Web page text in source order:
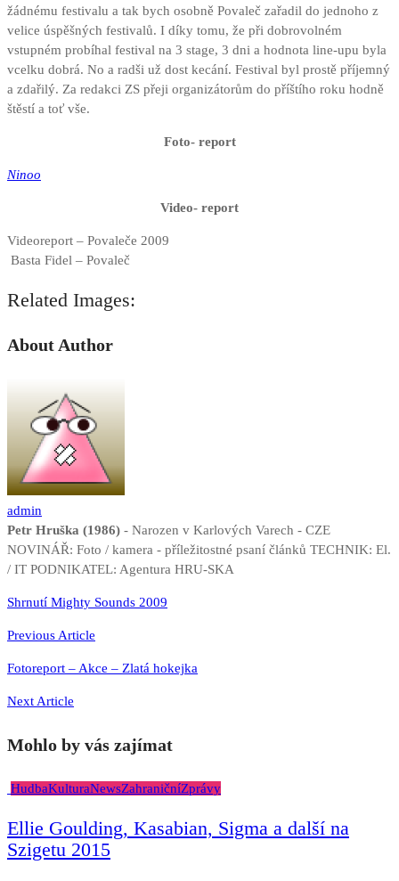
žádnému festivalu a tak bych osobně Povaleč zařadil do jednoho z
velice úspěšných festivalů. I díky tomu, že při dobrovolném
vstupném probíhal festival na 3 stage, 3 dni a hodnota line-upu byla
vcelku dobrá. No a radši už dost kecání. Festival byl prostě příjemný
a zdařilý. Za redakci ZS přeji organizátorům do příštího roku hodně
štěstí a toť vše.
Foto- report
Ninoo
Video- report
Videoreport – Povaleče 2009
Basta Fidel – Povaleč
Related Images:
About Author
admin
Petr Hruška (1986) - Narozen v Karlových Varech - CZE
NOVINÁŘ: Foto / kamera - příležitostné psaní článků TECHNIK: El.
/ IT PODNIKATEL: Agentura HRU-SKA
Navigace
pro
Shrnutí Mighty Sounds 2009
Previous Article
Fotoreport – Akce – Zlatá hokejka
Next Article
Mohlo by vás zajímat
HudbaKulturaNewsZahraničníZprávy
Ellie Goulding, Kasabian, Sigma a další na
Szigetu 2015